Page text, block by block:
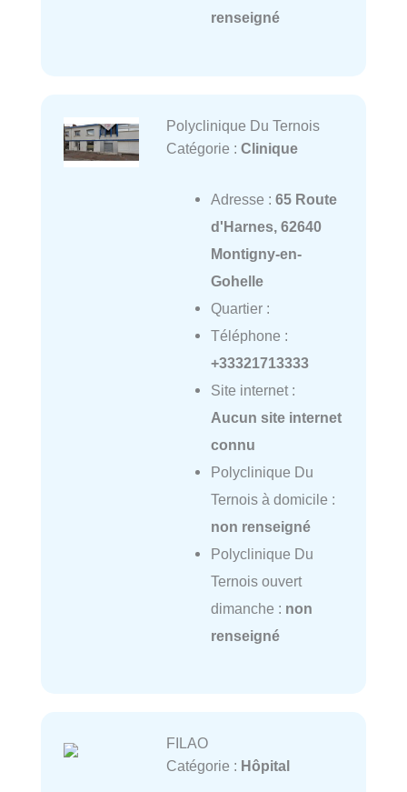
renseigné
Polyclinique Du Ternois
Catégorie : Clinique
Adresse : 65 Route
d'Harnes, 62640
Montigny-en-
Gohelle
Quartier :
Téléphone :
+33321713333
Site internet :
Aucun site internet
connu
Polyclinique Du
Ternois à domicile :
non renseigné
Polyclinique Du
Ternois ouvert
dimanche : non
renseigné
FILAO
Catégorie : Hôpital